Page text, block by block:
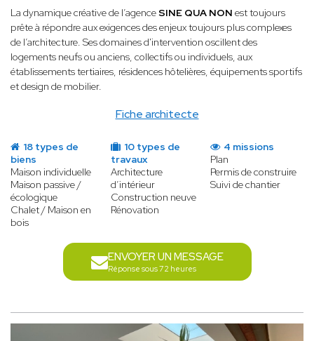
Fiche architecte
La dynamique créative de l’agenceSINE QUA NON est toujours
prête à répondre aux exigences des enjeux toujours plus complexes
de l’architecture. Ses domaines d'intervention oscillent des
logements neufs ou anciens, collectifs ou individuels, aux
établissements tertiaires, résidences hôtelières, équipements sportifs
et design de mobilier.
18 types de
biens
Maison individuelle
Maison passive /
écologique
Chalet / Maison en
bois
10 types de
travaux
Architecture
d’intérieur
Construction neuve
Rénovation
4 missions
Plan
Permis de construire
Suivi de chantier
ENVOYER UN MESSAGE
Réponse sous 72 heures